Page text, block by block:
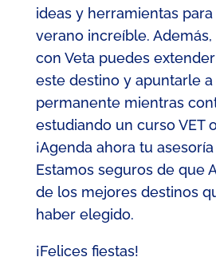
ideas y herramientas para
verano increíble.
con Veta puedes
este destino y apuntarle
permanente mientras
estudiando un curso VET
¡Agenda ahora tu
Estamos seguros de que
de los mejores destinos
haber elegido.
¡Felices fiestas!